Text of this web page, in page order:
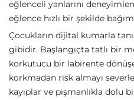
eğlenceli yanlarını
eğlence hızlı bir şekilde
Çocukların dijital kumarla
gibidir. Başlangıçta tatlı bir
korkutucu bir labirente
korkmadan risk almayı
kayıplar ve pişmanlıkla dolu